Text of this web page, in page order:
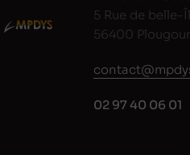
5 Rue de belle-
56400
02 97 40 06 01